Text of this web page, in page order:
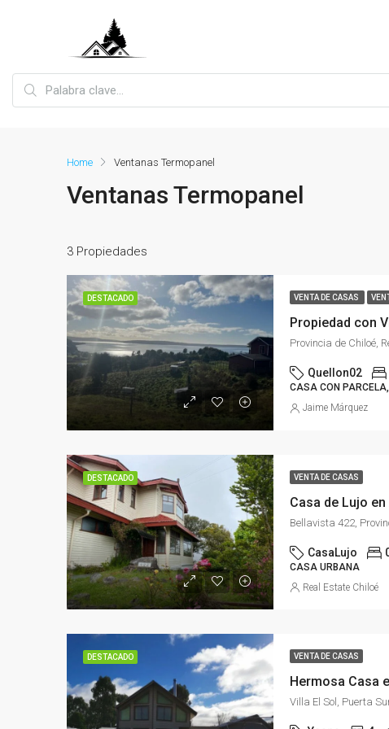
Home Ventanas Termopanel
Ventanas Termopanel
3 Propiedades
DESTACADO VENTA DE CASAS
Propiedad con
Provincia de Chiloé,
Quellon02
CASA CON
Jaime Márquez
DESTACADO VENTA DE CASAS
Casa de Lujo en
CasaLujo
CASA URBANA
Real Estate Chiloé
DESTACADO VENTA DE CASAS
Hermosa Casa